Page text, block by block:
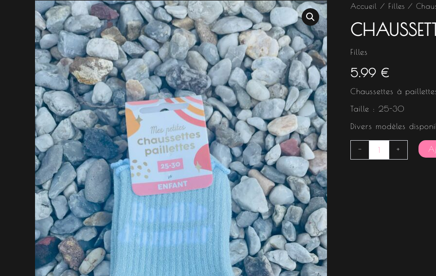
Accueil / Filles /
Filles
5.99 €
Chaussettes à
Taille : 25-30
Divers modèles
-
quantité
Chaussettes
Bouille
+